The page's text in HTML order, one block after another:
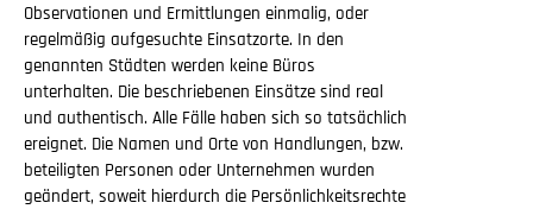
Observationen und Ermittlungen einmalig, oder
regelmäßig aufgesuchte Einsatzorte. In den
genannten Städten werden keine Büros
unterhalten. Die beschriebenen Einsätze sind real
und authentisch. Alle Fälle haben sich so tatsächlich
ereignet. Die Namen und Orte von Handlungen, bzw.
beteiligten Personen oder Unternehmen wurden
geändert, soweit hierdurch die Persönlichkeitsrechte